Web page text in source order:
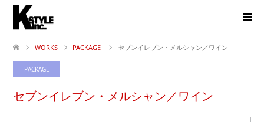
WORKS PACKAGE セブンイレブン・メルシャン／ワイン
PACKAGE
セブンイレブン・メルシャン／ワイン